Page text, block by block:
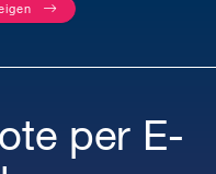
per E-